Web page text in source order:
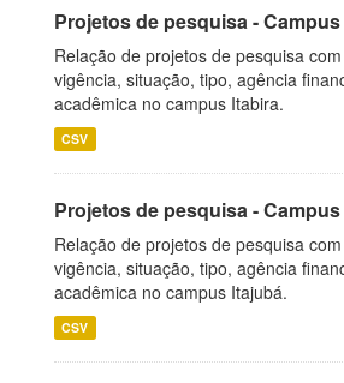
Projetos de pesquisa -
Relação de projetos de pesquisa
vigência, situação, tipo, agência
acadêmica no campus Itabira.
CSV
Projetos de pesquisa -
Relação de projetos de pesquisa
vigência, situação, tipo, agência
acadêmica no campus Itajubá.
CSV